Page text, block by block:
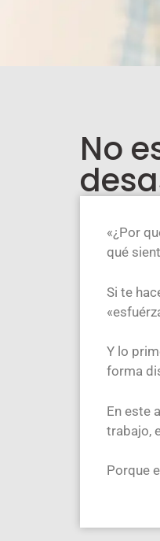
No
«¿Por
qué
Si te
Y lo
forma
En este
trabajo,
Porque